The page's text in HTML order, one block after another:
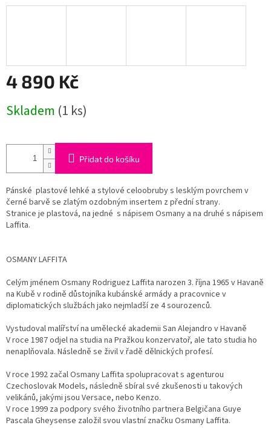
4 890 Kč
cena:
Skladem (1 ks)
Přidat do košíku
Pánské plastové lehké a stylové celoobruby s lesklým povrchem v
černé barvě se zlatým ozdobným insertem z přední strany.
Stranice je plastová, na jedné s nápisem Osmany a na druhé s nápisem
Laffita.
OSMANY LAFFITA
Celým jménem Osmany Rodriguez Laffita narozen 3. října 1965 v Havaně
na Kubě v rodině důstojníka kubánské armády a pracovnice v
diplomatických službách jako nejmladší ze 4 sourozenců.
Vystudoval malířství na umělecké akademii San Alejandro v Havaně
V roce 1987 odjel na studia na Pražkou konzervatoř, ale tato studia ho
nenaplňovala. Následně se živil v řadě dělnických profesí.
V roce 1992 začal Osmany Laffita spolupracovat s agenturou
Czechoslovak Models, následně sbíral své zkušenosti u takových
velikánů, jakými jsou Versace, nebo Kenzo.
V roce 1999 za podpory svého životního partnera Belgičana Guye
Pascala Gheysense založil svou vlastní značku Osmany Laffita.